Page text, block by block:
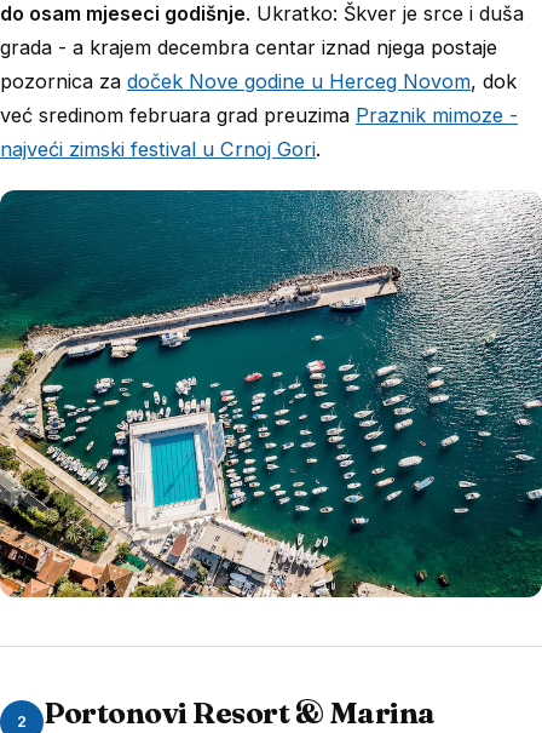
do osam mjeseci godišnje. Ukratko: Škver je srce i duša
grada - a krajem decembra centar iznad njega postaje
pozornica za doček Nove godine u Herceg Novom, dok
već sredinom februara grad preuzima Praznik mimoze -
najveći zimski festival u Crnoj Gori.
2 Portonovi Resort & Marina